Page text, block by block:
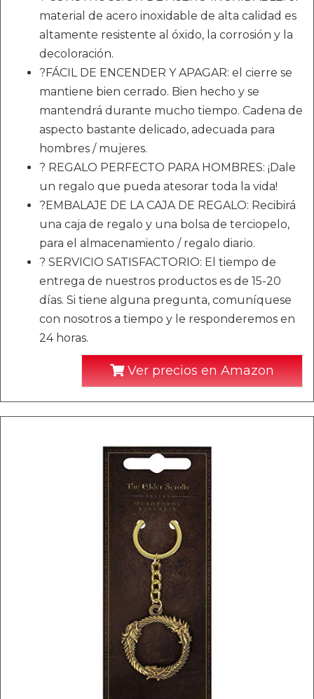
material de acero inoxidable de alta calidad es
altamente resistente al óxido, la corrosión y la
decoloración.
?FÁCIL DE ENCENDER Y APAGAR: el cierre se
mantiene bien cerrado. Bien hecho y se
mantendrá durante mucho tiempo. Cadena de
aspecto bastante delicado, adecuada para
hombres / mujeres.
? REGALO PERFECTO PARA HOMBRES: ¡Dale
un regalo que pueda atesorar toda la vida!
?EMBALAJE DE LA CAJA DE REGALO: Recibirá
una caja de regalo y una bolsa de terciopelo,
para el almacenamiento / regalo diario.
? SERVICIO SATISFACTORIO: El tiempo de
entrega de nuestros productos es de 15-20
días. Si tiene alguna pregunta, comuníquese
con nosotros a tiempo y le responderemos en
24 horas.
Ver precios en Amazon